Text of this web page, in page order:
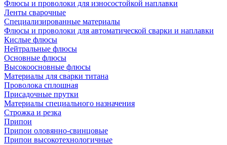
Флюсы и проволоки для износостойкой наплавки
Ленты сварочные
Специализированные материалы
Флюсы и проволоки для автоматической сварки и наплавки
Кислые флюсы
Нейтральные флюсы
Основные флюсы
Высокоосновные флюсы
Материалы для сварки титана
Проволока сплошная
Присадочные прутки
Материалы специального назначения
Строжка и резка
Припои
Припои оловянно-свинцовые
Припои высокотехнологичные